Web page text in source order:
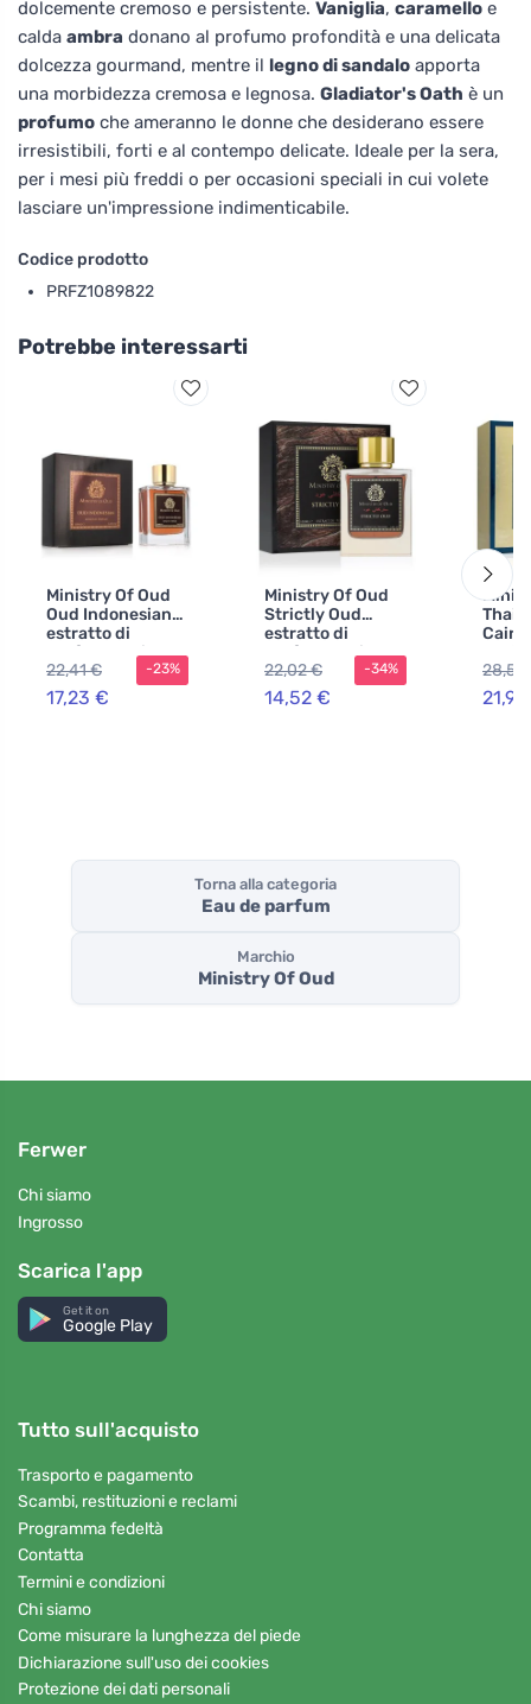
dolcemente cremoso e persistente. Vaniglia, caramello e
calda ambra donano al profumo profondità e una delicata
dolcezza gourmand, mentre il legno di sandalo apporta
una morbidezza cremosa e legnosa. Gladiator's Oath è un
profumo che ameranno le donne che desiderano essere
irresistibili, forti e al contempo delicate. Ideale per la sera,
per i mesi più freddi o per occasioni speciali in cui volete
lasciare un'impressione indimenticabile.
Codice prodotto
PRFZ1089822
Potrebbe interessarti
Ministry Of Oud
Oud Indonesian
estratto di
profumo unisex
22,41 €
17,23 €
-23%
Ministry Of Oud
Strictly Oud
estratto di
profumo unisex
100 ml
22,02 €
14,52 €
-34%
Cairo
100
28,56
Torna alla categoria
Eau de parfum
Marchio
Ministry Of Oud
Ferwer
Chi siamo
Ingrosso
Scarica l'app
Get it on
Google Play
Tutto sull'acquisto
Trasporto e pagamento
Scambi, restituzioni e reclami
Programma fedeltà
Contatta
Termini e condizioni
Chi siamo
Come misurare la lunghezza del piede
Dichiarazione sull'uso dei cookies
Protezione dei dati personali